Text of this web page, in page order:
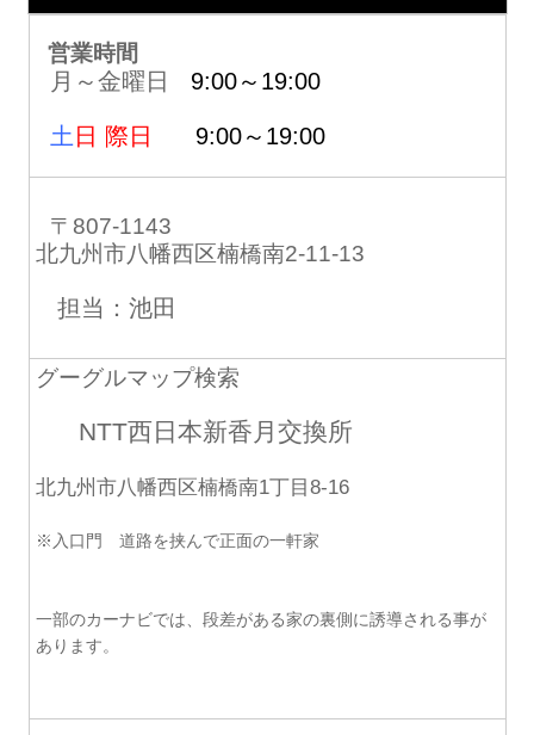
営業時間
月～金曜日 9:00～19:00
土 日 際日 9:00～19:00
〒807-1143
北九州市八幡西区楠橋南2-11-13
担当：池田
グーグルマップ検索
NTT西日本新香月交換所
北九州市八幡西区楠橋南1丁目8-16
※入口門 道路を挟んで正面の一軒家
一部のカーナビでは、段差がある家の裏側に誘導される事が
あります。